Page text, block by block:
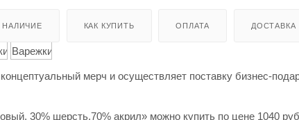
НАЛИЧИЕ КАК КУПИТЬ ОПЛАТА ДОСТАВКА
мерч и осуществляет поставку бизнес-
30% шерсть,70% акрил» можно купить по цене 1040